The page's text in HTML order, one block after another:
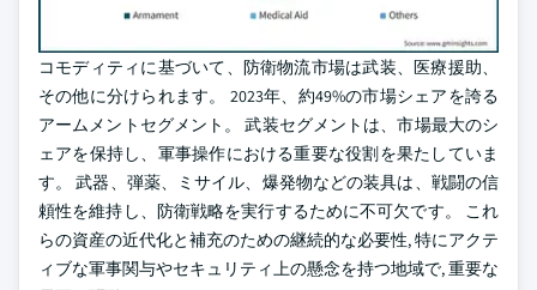
コモディティに基づいて、防衛物流市場は武装、医療援助、
その他に分けられます。 2023年、約49%の市場シェアを誇る
アームメントセグメント。 武装セグメントは、市場最大のシ
ェアを保持し、軍事操作における重要な役割を果たしていま
す。 武器、弾薬、ミサイル、爆発物などの装具は、戦闘の信
頼性を維持し、防衛戦略を実行するために不可欠です。 これ
らの資産の近代化と補充のための継続的な必要性, 特にアクテ
ィブな軍事関与やセキュリティ上の懸念を持つ地域で, 重要な